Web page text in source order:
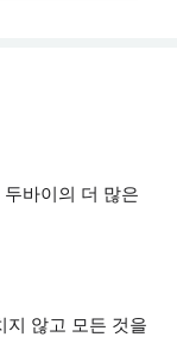
바이의 더 많은
지 않고 모든 것을